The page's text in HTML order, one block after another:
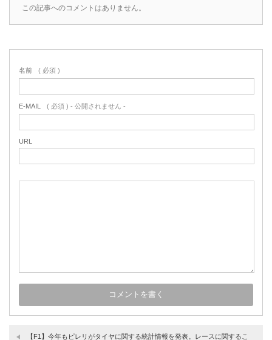
この記事へのコメントはありません。
名前 ( 必須 )
E-MAIL ( 必須 ) - 公開されません -
URL
【F1】今年もピレリがタイヤに関する統計情報を発表。レースに関するこ